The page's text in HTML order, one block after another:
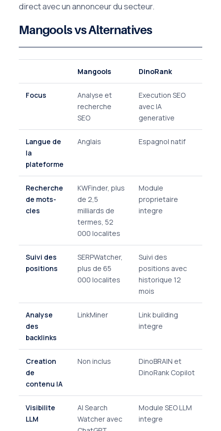
direct avec un annonceur du secteur.
Mangools vs Alternatives
Mangools DinoRank
Focus
Analyse et
recherche
SEO
Execution SEO
avec IA
generative
Langue de
la
plateforme
Anglais Espagnol natif
Recherche
de mots-
cles
KWFinder, plus
de 2,5
milliards de
termes, 52
000 localites
Module
proprietaire
integre
Suivi des
positions
SERPWatcher,
plus de 65
000 localites
Suivi des
positions avec
historique 12
mois
Analyse
des
backlinks
LinkMiner
Link building
integre
Creation
de
contenu IA
Non inclus
DinoBRAIN et
DinoRank Copilot
Visibilite
LLM
AI Search
Watcher avec
Module SEO LLM
integre